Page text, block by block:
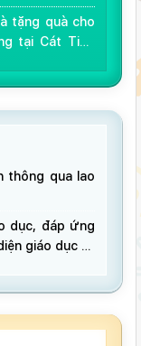
tặng quà cho
tại Cát Tiên
thông qua lao
dục, đáp ứng
giáo dục và